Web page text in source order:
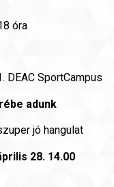
óra
SportCampus
adunk
jó hangulat
28. 14.00